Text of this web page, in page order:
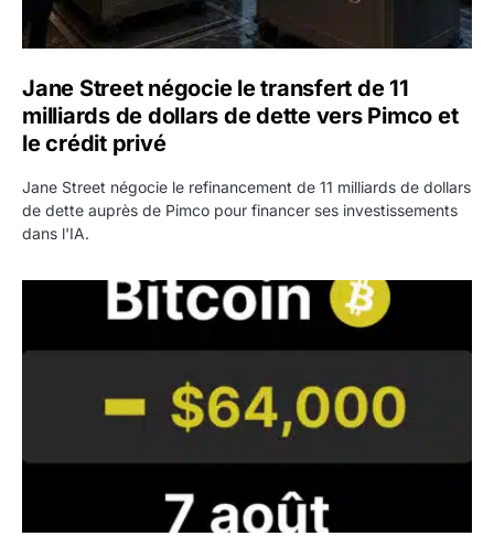
Jane Street négocie le transfert de 11
milliards de dollars de dette vers Pimco et
le crédit privé
Jane Street négocie le refinancement de 11 milliards de dollars
de dette auprès de Pimco pour financer ses investissements
dans l'IA.
Bitcoin stagne à 64 000 dollars pendant que les